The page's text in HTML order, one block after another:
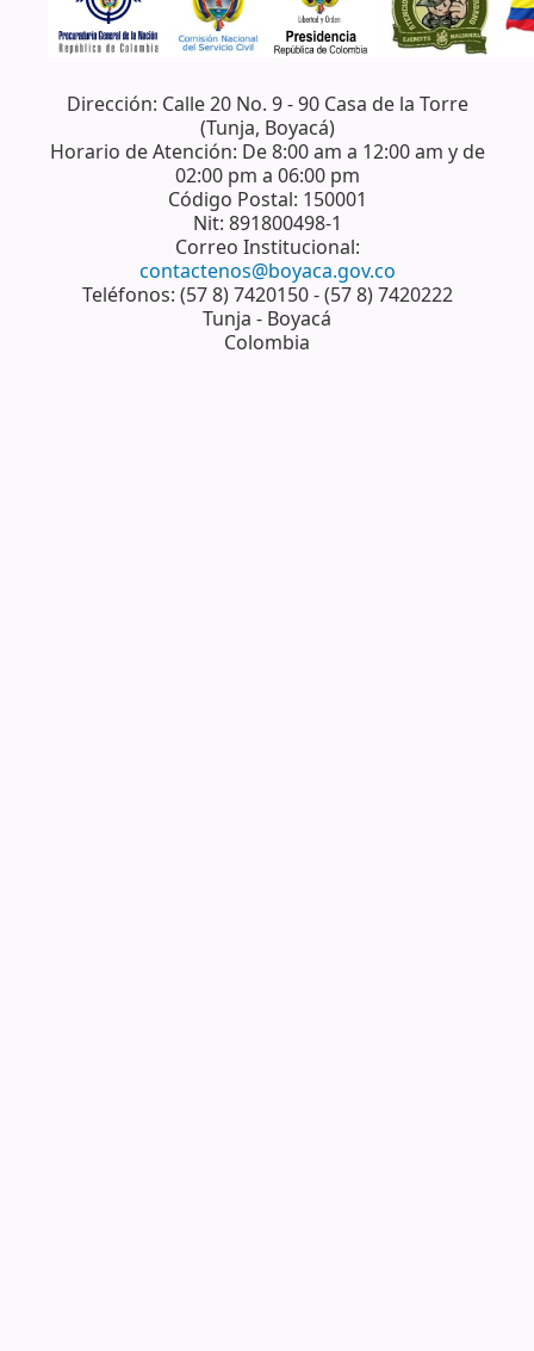
Dirección: Calle 20 No. 9 - 90 Casa de la Torre
(Tunja, Boyacá)
Horario de Atención: De 8:00 am a 12:00 am y de
02:00 pm a 06:00 pm
Código Postal: 150001
Nit: 891800498-1
Correo Institucional:
contactenos@boyaca.gov.co
Teléfonos: (57 8) 7420150 - (57 8) 7420222
Tunja - Boyacá
Colombia